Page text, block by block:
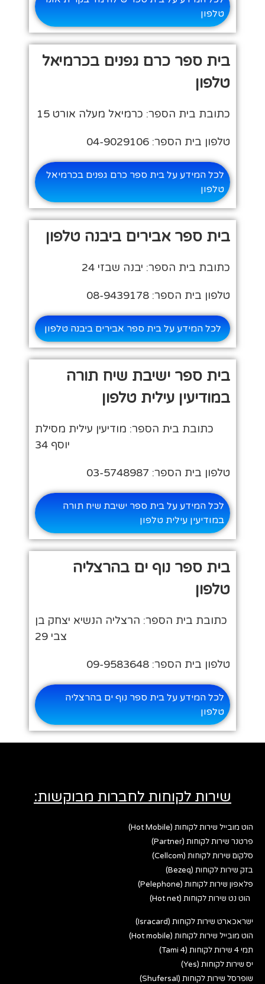
טלפון
בית ספר כרם גפנים בכרמיאל
טלפון
כתובת בית הספר: כרמיאל מעלה אורט 15
טלפון בית הספר: 04-9029106
לכל המידע על בית ספר כרם גפנים בכרמיאל
טלפון
בית ספר אבירים ביבנה טלפון
כתובת בית הספר: יבנה שבזי 24
טלפון בית הספר: 08-9439178
לכל המידע על בית ספר אבירים ביבנה טלפון
בית ספר ישיבת שיח תורה
במודיעין עילית טלפון
כתובת בית הספר: מודיעין עילית מסילת
יוסף 34
טלפון בית הספר: 03-5748987
לכל המידע על בית ספר ישיבת שיח תורה
במודיעין עילית טלפון
בית ספר נוף ים בהרצליה
טלפון
כתובת בית הספר: הרצליה הנשיא יצחק בן
צבי 29
טלפון בית הספר: 09-9583648
לכל המידע על בית ספר נוף ים בהרצליה
טלפון
שירות לקוחות לחברות מבוקשות:
הוט מובייל שירות לקוחות (Hot Mobile)
פרטנר שירות לקוחות (Partner)
סלקום שירות לקוחות (Cellcom)
בזק שירות לקוחות (Bezeq)
פלאפון שירות לקוחות (Pelephone)
הוט נט שירות לקוחות (Hot net)
ישראכארט שירות לקוחות (Isracard)
הוט מובייל שירות לקוחות (Hot mobile)
תמי 4 שירות לקוחות (Tami 4)
יס שירות לקוחות (Yes)
שופרסל שירות לקוחות (Shufersal)